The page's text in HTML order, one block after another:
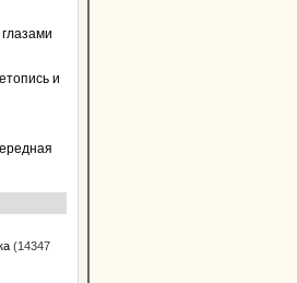
и
(14347